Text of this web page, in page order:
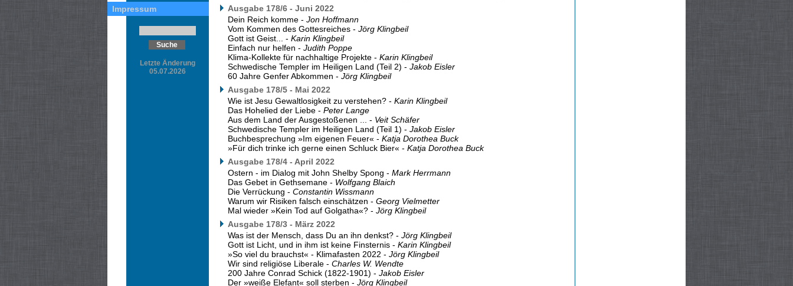
Impressum
Letzte Änderung
05.07.2026
Ausgabe 178/6 - Juni 2022
Dein Reich komme - Jon Hoffmann
Vom Kommen des Gottesreiches - Jörg Klingbeil
Gott ist Geist... - Karin Klingbeil
Einfach nur helfen - Judith Poppe
Klima-Kollekte für nachhaltige Projekte - Karin Klingbeil
Schwedische Templer im Heiligen Land (Teil 2) - Jakob Eisler
60 Jahre Genfer Abkommen - Jörg Klingbeil
Ausgabe 178/5 - Mai 2022
Wie ist Jesu Gewaltlosigkeit zu verstehen? - Karin Klingbeil
Das Hohelied der Liebe - Peter Lange
Aus dem Land der Ausgestoßenen ... - Veit Schäfer
Schwedische Templer im Heiligen Land (Teil 1) - Jakob Eisler
Buchbesprechung »Im eigenen Feuer« - Katja Dorothea Buck
»Für dich trinke ich gerne einen Schluck Bier« - Katja Dorothea Buck
Ausgabe 178/4 - April 2022
Ostern - im Dialog mit John Shelby Spong - Mark Herrmann
Das Gebet in Gethsemane - Wolfgang Blaich
Die Verrückung - Constantin Wissmann
Warum wir Risiken falsch einschätzen - Georg Vielmetter
Mal wieder »Kein Tod auf Golgatha«? - Jörg Klingbeil
Ausgabe 178/3 - März 2022
Was ist der Mensch, dass Du an ihn denkst? - Jörg Klingbeil
Gott ist Licht, und in ihm ist keine Finsternis - Karin Klingbeil
»So viel du brauchst« - Klimafasten 2022 - Jörg Klingbeil
Wir sind religiöse Liberale - Charles W. Wendte
200 Jahre Conrad Schick (1822-1901) - Jakob Eisler
Der »weiße Elefant« soll sterben - Jörg Klingbeil